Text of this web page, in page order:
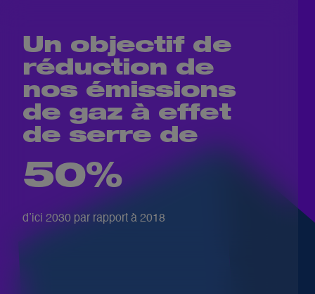
Un objectif de
réduction de
nos émissions
de gaz à effet
de serre de
50%
d’ici 2030 par rapport à 2018